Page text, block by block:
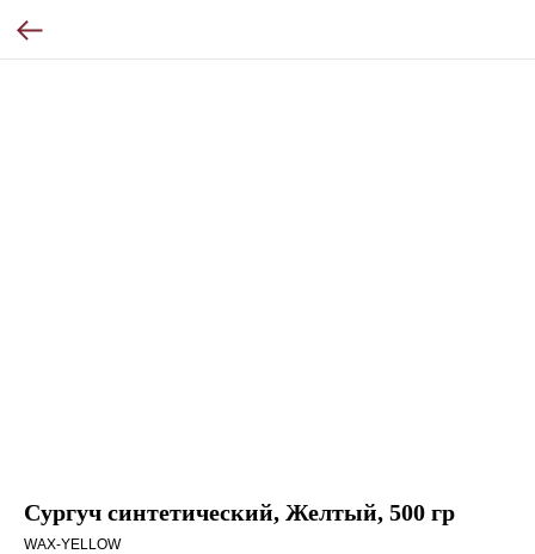
Сургуч синтетический, Желтый, 500 гр
WAX-YELLOW